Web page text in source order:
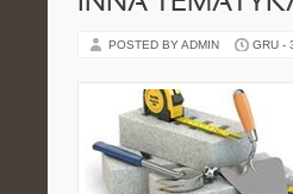
POSTED BY ADMIN GRU -